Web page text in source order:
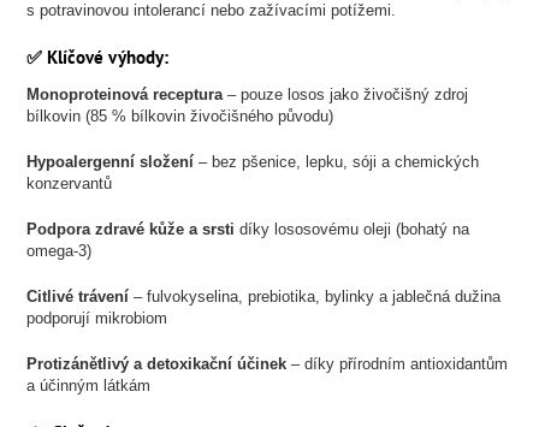
s potravinovou intolerancí nebo zažívacími potížemi.
✅ Klíčové výhody:
Monoproteinová receptura– pouze losos jako živočišný zdroj
bílkovin (85 % bílkovin živočišného původu)
Hypoalergenní složení – bez pšenice, lepku, sóji a chemických
konzervantů
Podpora zdravé kůže a srsti díky lososovému oleji (bohatý na
omega-3)
Citlivé trávení – fulvokyselina, prebiotika, bylinky a jablečná dužina
podporují mikrobiom
Protizánětlivý a detoxikační účinek – díky přírodním antioxidantům
a účinným látkám